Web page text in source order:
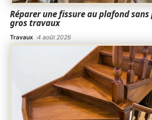
Réparer une fissure au plafond
gros travaux
Travaux 4 août 2026